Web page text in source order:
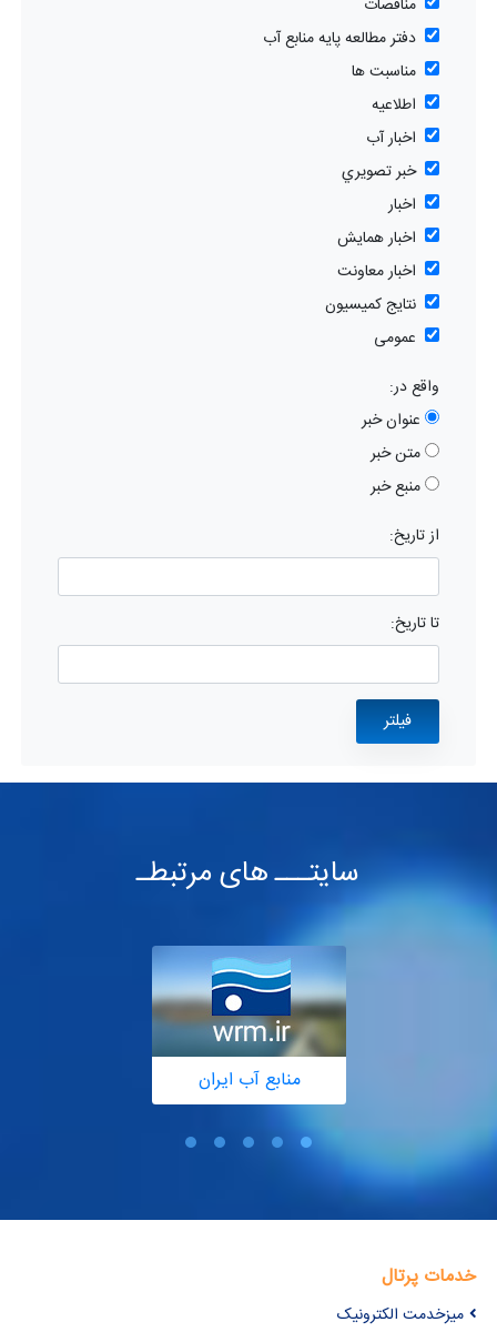
مناقصات
دفتر مطالعه پایه منابع آب
مناسبت ها
اطلاعیه
اخبار آب
خبر تصويري
اخبار
اخبار همایش
اخبار معاونت
نتایج کمیسیون
عمومی
واقع در:
عنوان خبر
متن خبر
منبع خبر
از تاریخ:
تا تاریخ:
سایتـــ های مرتبطـ
منابع آب ایران
خدمات پرتال
میزخدمت الکترونیک